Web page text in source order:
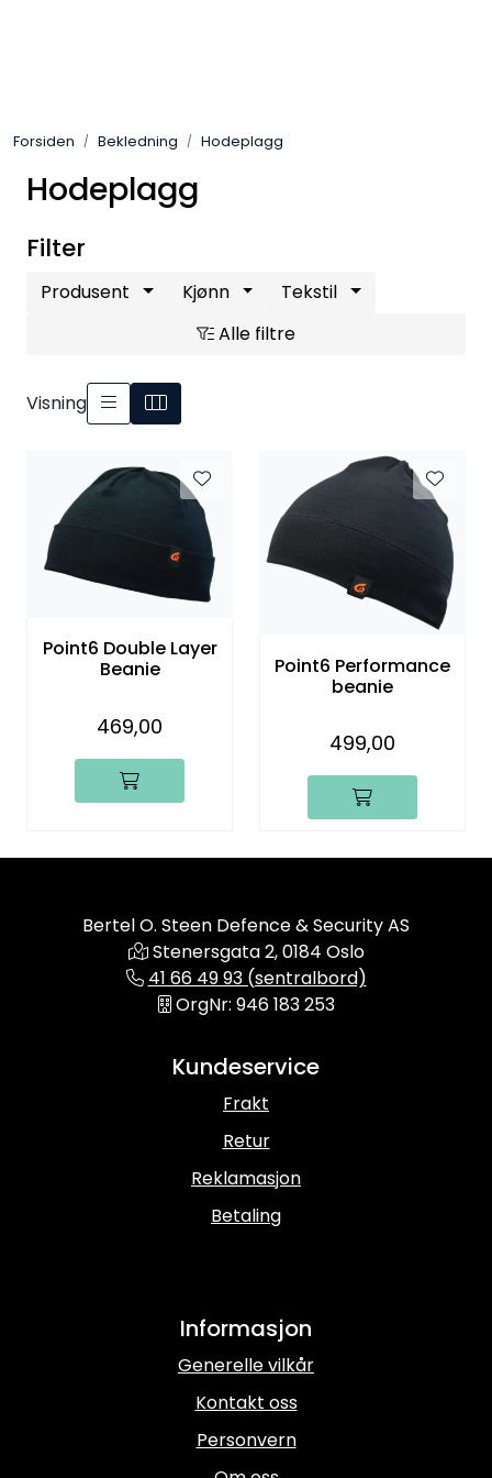
Forsiden Bekledning Hodeplagg
Hodeplagg
Filter
Produsent Kjønn
Tekstil
Alle filtre
Visning
Point6 Double Layer
Beanie
469,00
Point6 Performance
beanie
499,00
Bertel O. Steen Defence & Security AS
Stenersgata 2, 0184 Oslo
41 66 49 93 (sentralbord)
OrgNr: 946 183 253
Kundeservice
Frakt
Retur
Reklamasjon
Betaling
Informasjon
Generelle vilkår
Kontakt oss
Personvern
Bekledning
Lys og Lykter
Bagger og sekker
Kampanjer